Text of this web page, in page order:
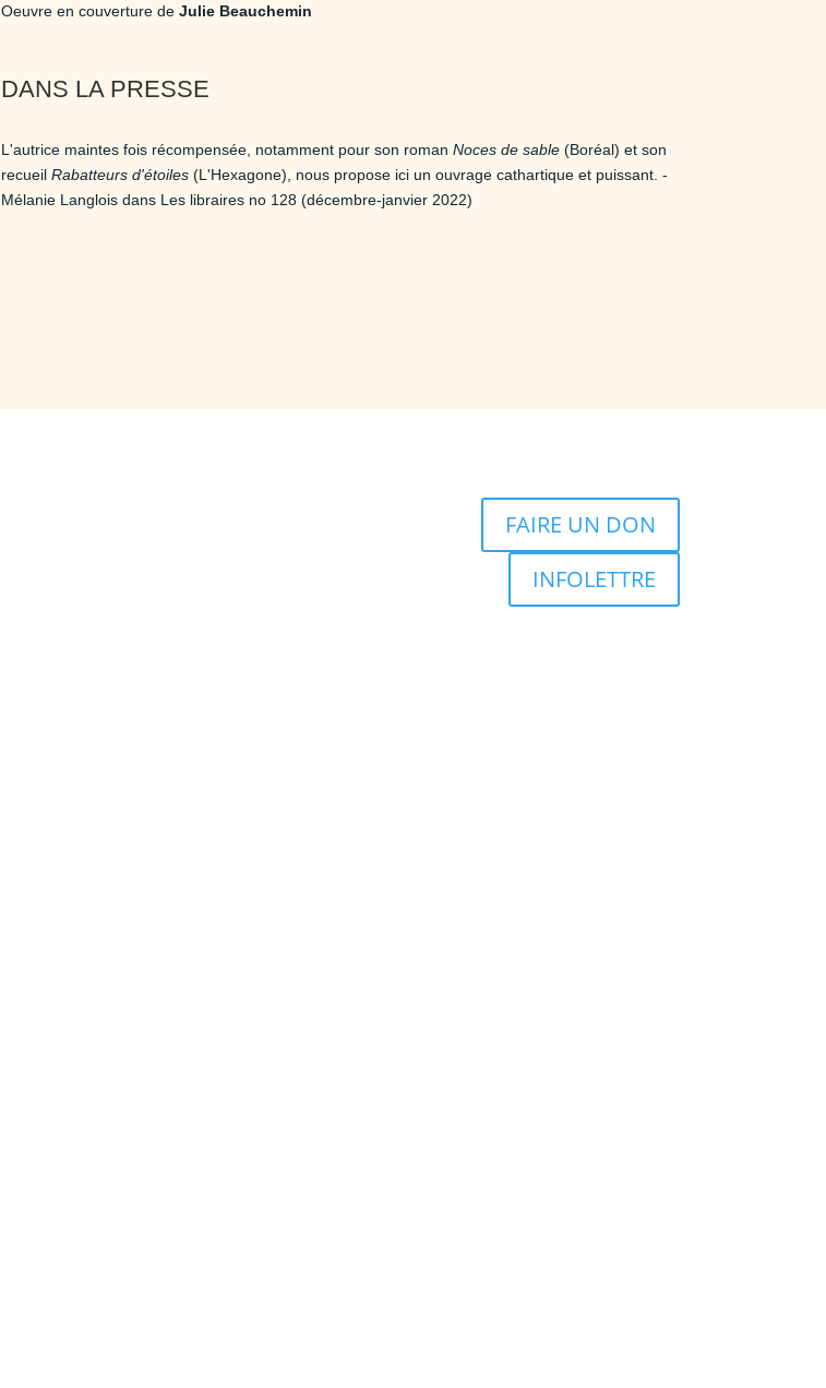
Oeuvre en couverture deJulie Beauchemin
DANS LA PRESSE
L'autrice maintes fois récompensée, notamment pour son romanNoces de sable (Boréal) et son
recueilRabatteurs d'étoiles (L'Hexagone), nous propose ici un ouvrage cathartique et puissant. -
Mélanie Langlois dans Les libraires no 128 (décembre-janvier 2022)
FAIRE UN DON
INFOLETTRE